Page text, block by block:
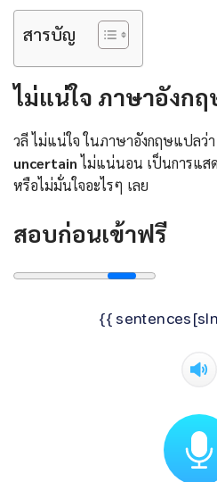
สารบัญ
ไม่แน่ใจ ภาษาอังกฤ
วลี ไม่แน่ใจ ในภาษาอังกฤษแปลว่า
uncertainไม่แน่นอน เป็นการแส
หรือไม่มั่นใจอะไรๆ เลย
สอบก่อนเข้าฟรี
{{